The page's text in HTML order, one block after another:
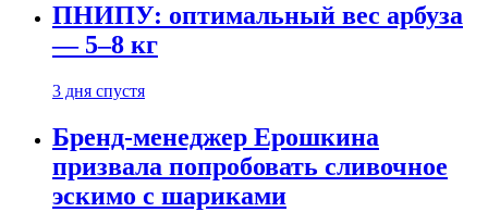
ПНИПУ: оптимальный вес арбуза
— 5–8 кг
3 дня спустя
Бренд-менеджер Ерошкина
призвала попробовать сливочное
эскимо с шариками